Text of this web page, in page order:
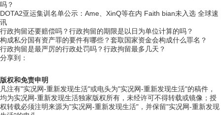
吗？
DOTA2亚运集训名单公示：Ame、XinQ等在内 Faith bian未入选 全球速
讯
行政拘留还要赔偿吗？行政拘留的期限是以日为单位计算的吗？
构成私分国有资产罪的要件有哪些？套取国家资金会构成什么罪名？
行政拘留是最严厉的行政处罚吗？行政拘留最多几天？
分享到：
版权和免责申明
凡注有"实况网-重新发现生活"或电头为"实况网-重新发现生活"的稿件，
均为实况网-重新发现生活独家版权所有，未经许可不得转载或镜像；授
权转载必须注明来源为"实况网-重新发现生活"，并保留"实况网-重新发现